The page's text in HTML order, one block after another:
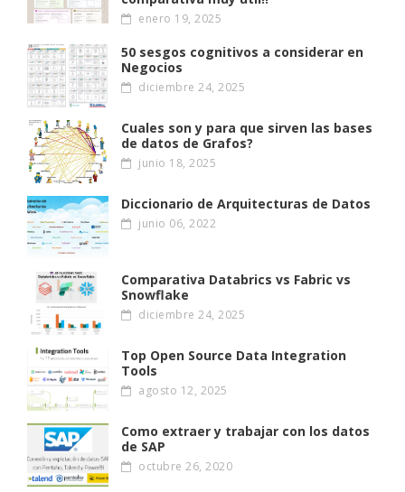
enero 19, 2025
50 sesgos cognitivos a considerar en
Negocios
diciembre 24, 2025
Cuales son y para que sirven las bases
de datos de Grafos?
junio 18, 2025
Diccionario de Arquitecturas de Datos
junio 06, 2022
Comparativa Databrics vs Fabric vs
Snowflake
diciembre 24, 2025
Top Open Source Data Integration
Tools
agosto 12, 2025
Como extraer y trabajar con los datos
de SAP
octubre 26, 2020